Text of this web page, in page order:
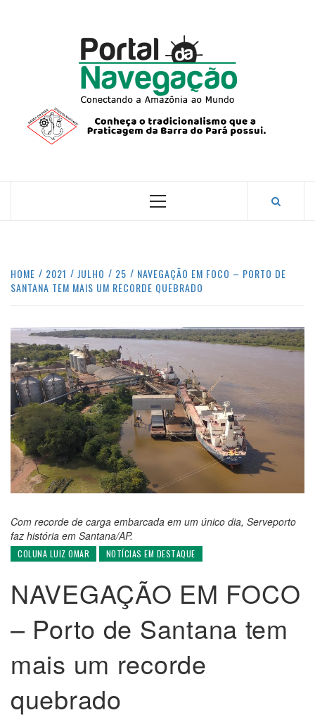
CONECTANDO A AMAZÔNIA COM O MUNDO.
Primary
HOME 2021 JULHO 25
NAVEGAÇÃO EM FOCO – PORTO DE
SANTANA TEM MAIS UM RECORDE QUEBRADO
Com recorde de carga embarcada em um único dia, Serveporto
faz história em Santana/AP.
COLUNA LUIZ OMAR NOTÍCIAS EM DESTAQUE
NAVEGAÇÃO EM FOCO
– Porto de Santana tem
mais um recorde
quebrado